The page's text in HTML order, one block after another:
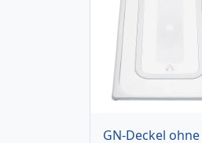
GN-Deckel ohne